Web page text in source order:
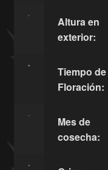
Altura en
exterior:
Tiempo de
Floración:
Mes de
cosecha: